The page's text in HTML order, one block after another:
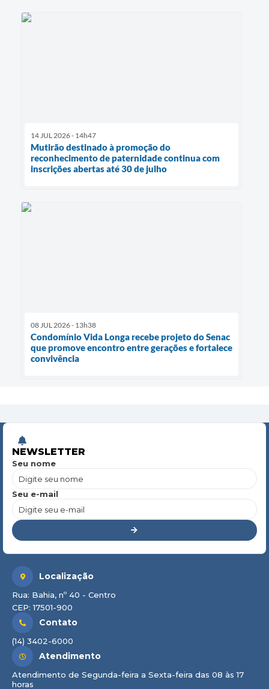
14 JUL 2026 - 14h47
Mutirão destinado à promoção do
reconhecimento de paternidade continua com
inscrições abertas até 30 de julho
08 JUL 2026 - 13h38
Condomínio Vida Longa recebe projeto do Senac
que promove encontro entre gerações e fortalece
convivência
NEWSLETTER
Seu nome
Seu e-mail
Localização
Rua: Bahia, nº 40 - Centro
CEP: 17501-900
Contato
(14) 3402-6000
Atendimento
Atendimento de Segunda-feira a Sexta-feira das 08 às 17
horas